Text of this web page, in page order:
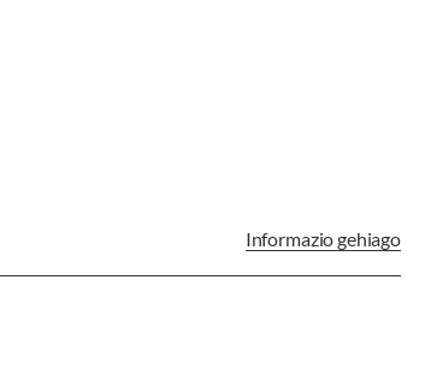
Informazio gehiago